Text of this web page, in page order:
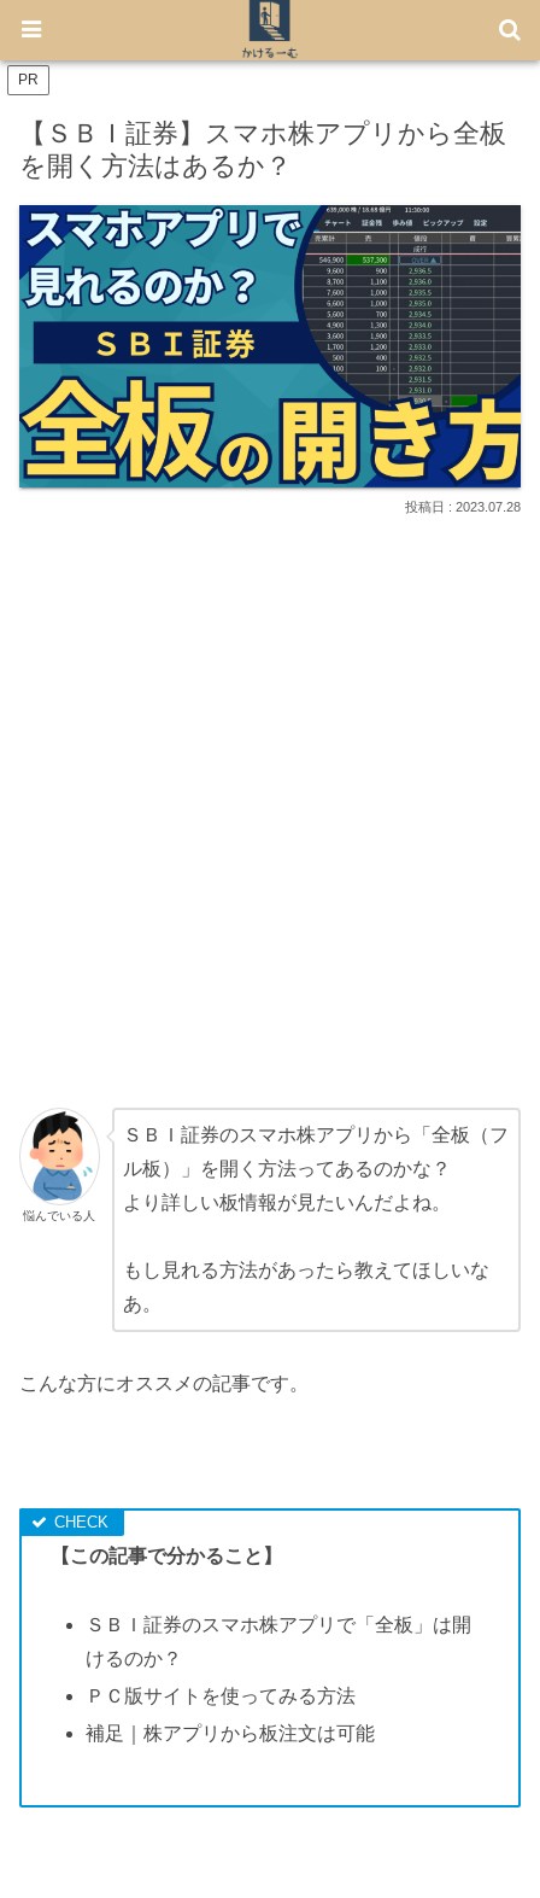
【7月から免許不要に！】電動キックボード「LUUP」の始め方
PR
【ＳＢＩ証券】スマホ株アプリから全板
を開く方法はあるか？
2023.07.28
悩んでいる人
ＳＢＩ証券のスマホ株アプリから「全板（フ
ル板）」を開く方法ってあるのかな？
より詳しい板情報が見たいんだよね。
もし見れる方法があったら教えてほしいな
あ。
こんな方にオススメの記事です。
【この記事で分かること】
ＳＢＩ証券のスマホ株アプリで「全板」は開
けるのか？
ＰＣ版サイトを使ってみる方法
補足｜株アプリから板注文は可能